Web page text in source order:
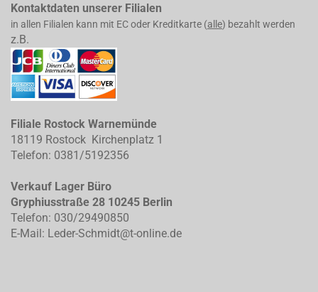
Kontaktdaten unserer Filialen
in allen Filialen kann mit EC oder Kreditkarte (alle) bezahlt werden
z.B.
Filiale Rostock Warnemünde
18119 Rostock Kirchenplatz 1
Telefon: 0381/5192356
Verkauf Lager Büro
Gryphiusstraße 28 10245 Berlin
Telefon: 030/29490850
E-Mail: Leder-Schmidt@t-online.de